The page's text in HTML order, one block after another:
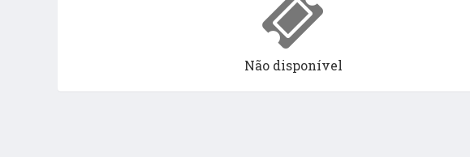
Não disponível